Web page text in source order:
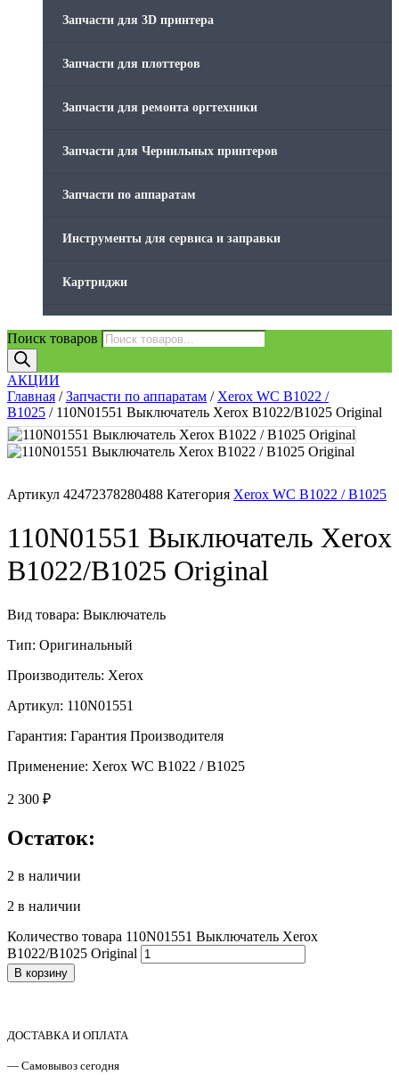
Стяжки для кабеля
Товары без категории
Товары для заправки
Фольга , изолента, скотч и тд
Запчасти для 3D принтера
Запчасти для плоттеров
Запчасти для ремонта оргтехники
Запчасти для Чернильных принтеров
Запчасти по аппаратам
Инструменты для сервиса и заправки
Картриджи
Память для принтера
Печатающая головка для принтера
Ремонт принтера. Услуги Сервисного центра.
Скрепки для финишера
Средства для сервиса / Оборудование
Товары без категории
Фольга , изолента, скотч и тд
Поиск товаров
АКЦИИ
Главная /Запчасти по аппаратам / Xerox WC B1022 /
B1025 / 110N01551 Выключатель Xerox B1022/B1025 Original
Артикул 42472378280488 Категория Xerox WC B1022 / B1025
110N01551 Выключатель Xerox
B1022/B1025 Original
Вид товара: Выключатель
Тип: Оригинальный
Производитель: Xerox
Артикул: 110N01551
Гарантия: Гарантия Производителя
Применение: Xerox WC B1022 / B1025
2 300 ₽
Остаток:
2 в наличии
2 в наличии
Количество товара 110N01551 Выключатель Xerox
B1022/B1025 Original
В корзину
ДОСТАВКА И ОПЛАТА
— Самовывоз сегодня